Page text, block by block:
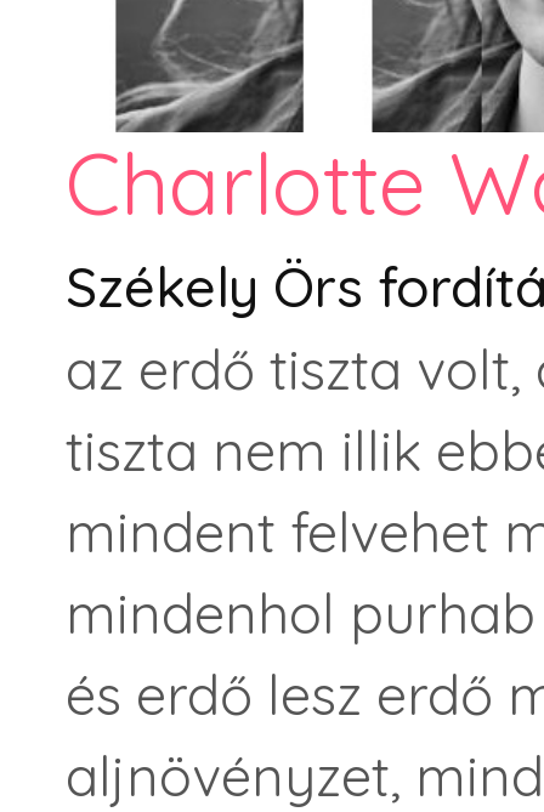
Charlotte
Székely Örs
az erdő tiszta
tiszta nem illik
mindent felvehet
mindenhol
és erdő lesz erdő
aljnövényzet,